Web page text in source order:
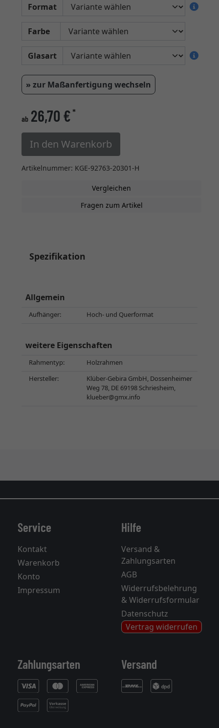
Format
Farbe
Glasart
» zur Maßanfertigung wechseln
ab 26,70 €*
In den Warenkorb
Artikelnummer: KGE-92763-20301-H
Vergleichen
Fragen zum Artikel
Spezifikation
Allgemein
Aufhänger: Hoch- und Querformat
weitere Eigenschaften
Rahmentyp:
Holzrahmen
Hersteller:
Klüber-Gebira GmbH, Dossenheimer
Weg 78, DE 69198 Schriesheim,
klueber@gmx.info
Service
Kontakt
Warenkorb
Konto
Impressum
Hilfe
Versand &
Zahlungsarten
AGB
Widerrufsbelehrung
& Widerrufsformular
Datenschutz
Vertrag widerrufen
Zahlungsarten Versand